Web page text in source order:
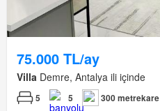
75.000 TL/ay
Villa Demre, Antalya ili içinde
5 5 300 metrekare